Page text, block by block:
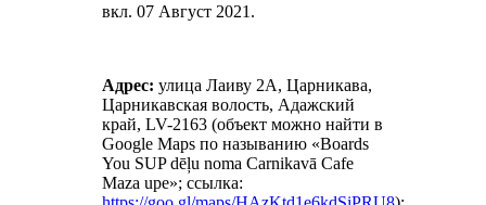
вкл.07 Август 2021 .
Адрес: улица Лаиву 2А, Царникава,
Царникавская волость, Адажский
край, LV-2163 (объект можно найти в
Google Maps по называнию «Boards
You SUP dēļu noma Carnikavā Cafe
Maza upe»; ссылка: